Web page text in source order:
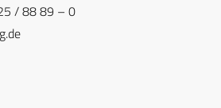
/ 88 89 – 0